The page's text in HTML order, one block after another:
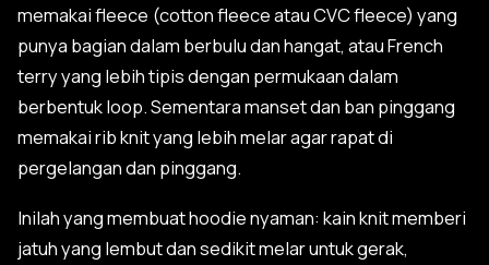
memakai fleece (cotton fleece atau CVC fleece) yang
punya bagian dalam berbulu dan hangat, atau French
terry yang lebih tipis dengan permukaan dalam
berbentuk loop. Sementara manset dan ban pinggang
memakai rib knit yang lebih melar agar rapat di
pergelangan dan pinggang.
Inilah yang membuat hoodie nyaman: kain knit memberi
jatuh yang lembut dan sedikit melar untuk gerak,